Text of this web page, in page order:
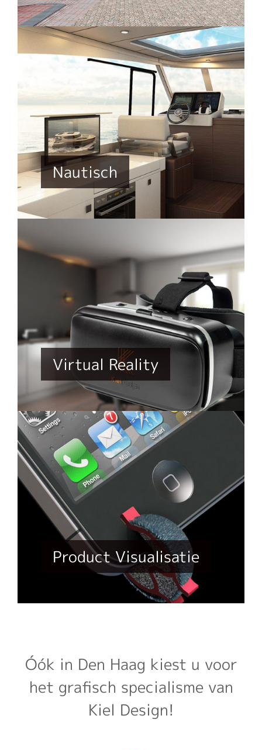
Nautisch
Virtual Reality
Product Visualisatie
Óók in Den Haag kiest u voor
het grafisch specialisme van
Kiel Design!